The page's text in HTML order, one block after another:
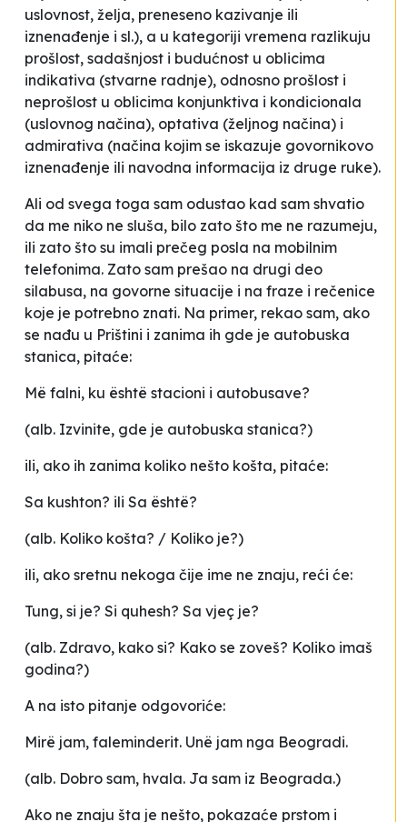
uslovnost, želja, preneseno kazivanje ili
iznenađenje i sl.), a u kategoriji vremena razlikuju
prošlost, sadašnjost i budućnost u oblicima
indikativa (stvarne radnje), odnosno prošlost i
neprošlost u oblicima konjunktiva i kondicionala
(uslovnog načina), optativa (željnog načina) i
admirativa (načina kojim se iskazuje govornikovo
iznenađenje ili navodna informacija iz druge ruke).
Ali od svega toga sam odustao kad sam shvatio
da me niko ne sluša, bilo zato što me ne razumeju,
ili zato što su imali prečeg posla na mobilnim
telefonima. Zato sam prešao na drugi deo
silabusa, na govorne situacije i na fraze i rečenice
koje je potrebno znati. Na primer, rekao sam, ako
se nađu u Prištini i zanima ih gde je autobuska
stanica, pitaće:
Më falni, ku është stacioni i autobusave?
(alb. Izvinite, gde je autobuska stanica?)
ili, ako ih zanima koliko nešto košta, pitaće:
Sa kushton? ili Sa është?
(alb. Koliko košta? / Koliko je?)
ili, ako sretnu nekoga čije ime ne znaju, reći će:
Tung, si je? Si quhesh? Sa vjeç je?
(alb. Zdravo, kako si? Kako se zoveš? Koliko imaš
godina?)
A na isto pitanje odgovoriće:
Mirë jam, faleminderit. Unë jam nga Beogradi.
(alb. Dobro sam, hvala. Ja sam iz Beograda.)
Ako ne znaju šta je nešto, pokazaće prstom i